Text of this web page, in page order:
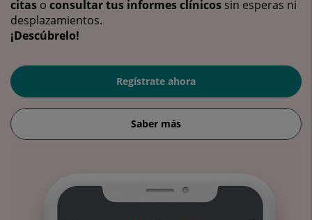
citas o consultar tus informes clínicos sin esperas ni
desplazamientos.
¡Descúbrelo!
Regístrate ahora
Saber más